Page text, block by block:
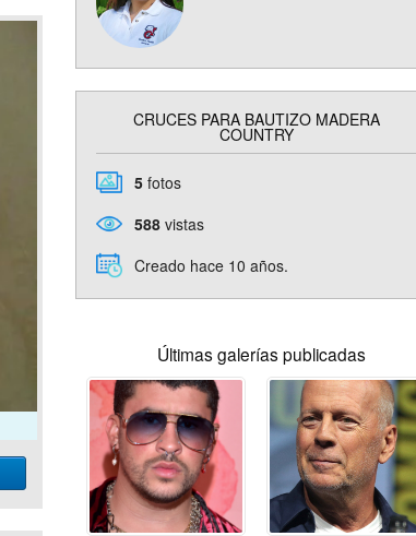
CRUCES PARA BAUTIZO MADERA
COUNTRY
5 fotos
588 vistas
Creado hace 10 años.
Últimas galerías publicadas